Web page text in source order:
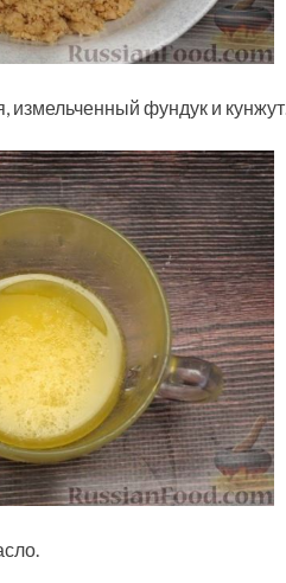
измельченный фундук и кунжут.